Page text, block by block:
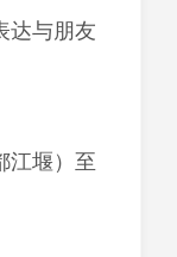
达与朋友
江堰）至